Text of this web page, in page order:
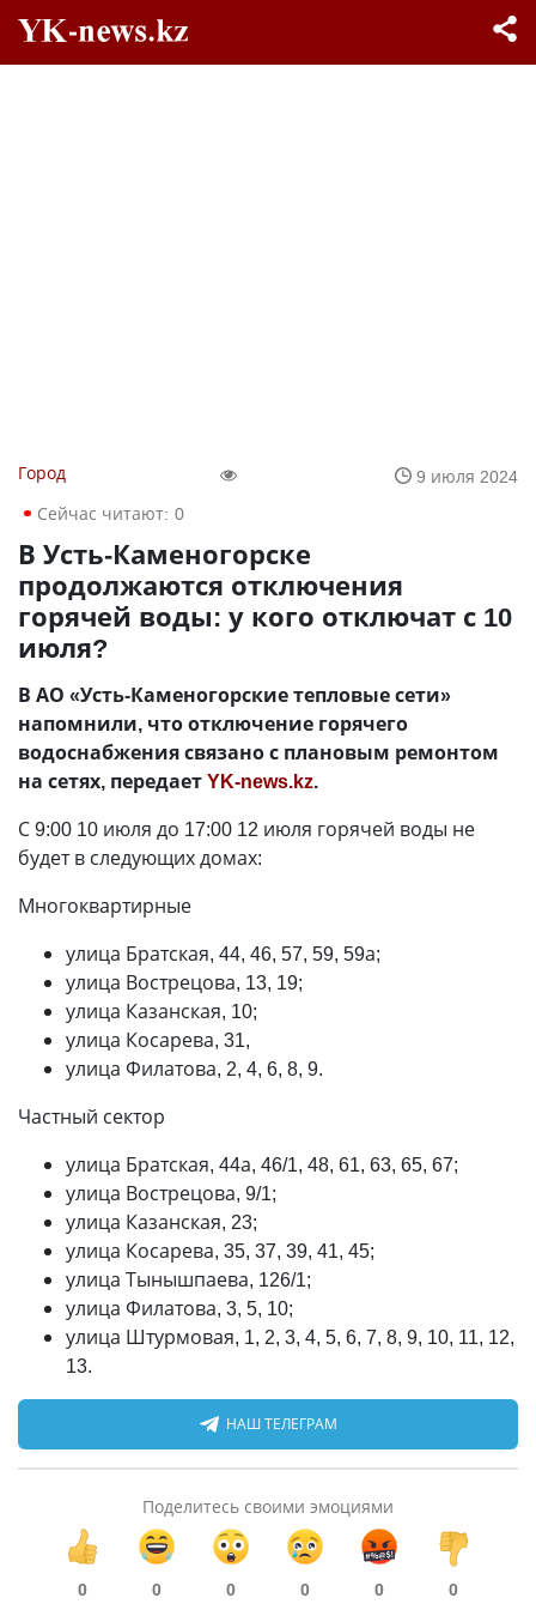
Город
9 июля 2024
Сейчас читают: 0
В Усть-Каменогорске
продолжаются отключения
горячей воды: у кого отключат с 10
июля?
В АО «Усть-Каменогорские тепловые сети»
напомнили, что отключение горячего
водоснабжения связано с плановым ремонтом
на сетях, передаетYK-news.kz.
С 9:00 10 июля до 17:00 12 июля горячей воды не
будет в следующих домах:
Многоквартирные
улица Братская, 44, 46, 57, 59, 59а;
улица Вострецова, 13, 19;
улица Казанская, 10;
улица Косарева, 31,
улица Филатова, 2, 4, 6, 8, 9.
Частный сектор
улица Братская, 44а, 46/1, 48, 61, 63, 65, 67;
улица Вострецова, 9/1;
улица Казанская, 23;
улица Косарева, 35, 37, 39, 41, 45;
улица Тынышпаева, 126/1;
улица Филатова, 3, 5, 10;
улица Штурмовая, 1, 2, 3, 4, 5, 6, 7, 8, 9, 10, 11, 12,
13.
НАШ ТЕЛЕГРАМ
Поделитесь своими эмоциями
0 0 0 0 0 0